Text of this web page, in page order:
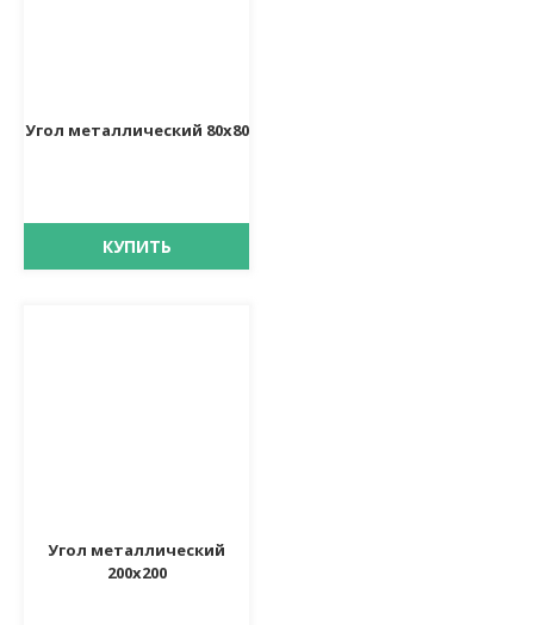
Угол металлический 80х80
КУПИТЬ
Угол металлический
200х200